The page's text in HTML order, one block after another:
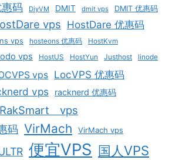
码 DiyVM DMIT dmit vps DMIT 优惠码
vps HostDare 优惠码
vps hosteons 优惠码 HostKvm
vps HostUS HostYun Justhost linode
vps LocVPS 优惠码
vps racknerd 优惠码
RakSmart vps
码 VirMach VirMach vps
便宜VPS 国人VPS